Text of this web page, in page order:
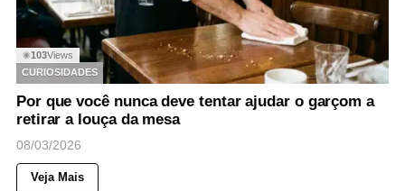
◉103Views
CURIOSIDADES
Por que você nunca deve tentar ajudar o garçom a
retirar a louça da mesa
08/03/2026
Veja Mais